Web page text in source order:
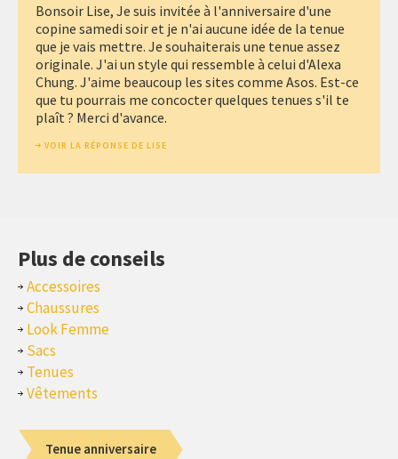
Bonsoir Lise, Je suis invitée à l'anniversaire d'une
copine samedi soir et je n'ai aucune idée de la tenue
que je vais mettre. Je souhaiterais une tenue assez
originale. J'ai un style qui ressemble à celui d'Alexa
Chung. J'aime beaucoup les sites comme Asos. Est-ce
que tu pourrais me concocter quelques tenues s'il te
plaît ? Merci d'avance.
VOIR LA RÉPONSE DE LISE
Plus de conseils
Accessoires
Chaussures
Look Femme
Sacs
Tenues
Vêtements
Tenue anniversaire